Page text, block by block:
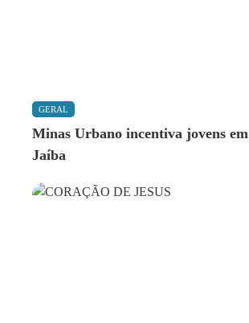
GERAL
Minas Urbano incentiva jovens em
Jaíba